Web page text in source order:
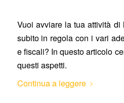
Vuoi avviare la tua attività di
subito in regola con i vari
e fiscali? In questo articolo
questi aspetti.
Continua a leggere